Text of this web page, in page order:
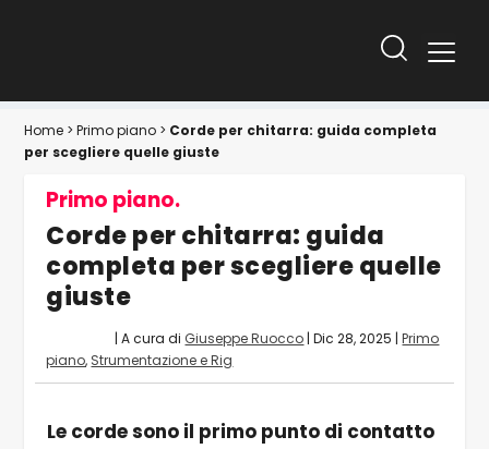
Home >Primo piano > Corde per chitarra: guida completa
per scegliere quelle giuste
Primo piano.
Corde per chitarra: guida
completa per scegliere quelle
giuste
| A cura di Giuseppe Ruocco |Dic 28, 2025 |Primo
piano, Strumentazione e Rig
Le corde sono il primo punto di contatto